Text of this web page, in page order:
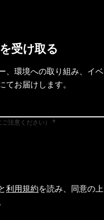
受け取る
、環境への取り組み、イベ
てお届けします。
注意ください）
利用規約を読み、同意の上